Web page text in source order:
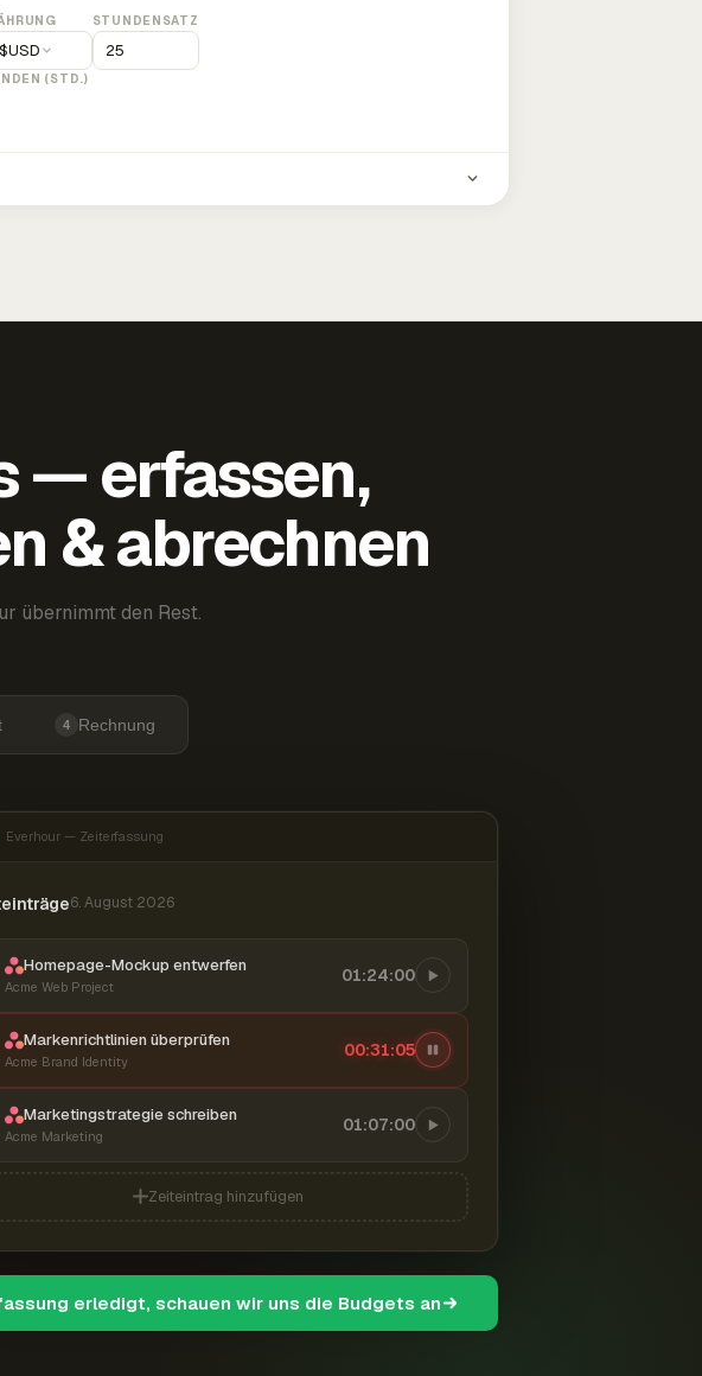
$USD
STUNDENSATZ
(STD.)
— erfassen,
& abrechnen
übernimmt den Rest.
4 Rechnung
Everhour — Zeiterfassung
6. August 2026
Homepage-Mockup entwerfen
Acme Web Project
01:24:00
Markenrichtlinien überprüfen
Acme Brand Identity
00:31:06
Marketingstrategie schreiben
Acme Marketing
01:07:00
Zeiteintrag hinzufügen
erledigt, schauen wir uns die Budgets an